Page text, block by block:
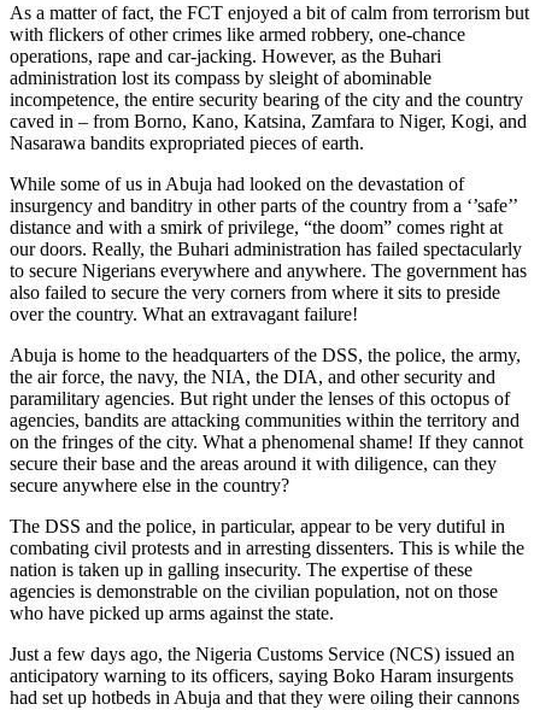
As a matter of fact, the FCT enjoyed a bit of calm from terrorism but
with flickers of other crimes like armed robbery, one-chance
operations, rape and car-jacking. However, as the Buhari
administration lost its compass by sleight of abominable
incompetence, the entire security bearing of the city and the country
caved in – from Borno, Kano, Katsina, Zamfara to Niger, Kogi, and
Nasarawa bandits expropriated pieces of earth.
While some of us in Abuja had looked on the devastation of
insurgency and banditry in other parts of the country from a ‘’safe’’
distance and with a smirk of privilege, “the doom” comes right at
our doors. Really, the Buhari administration has failed spectacularly
to secure Nigerians everywhere and anywhere. The government has
also failed to secure the very corners from where it sits to preside
over the country. What an extravagant failure!
Abuja is home to the headquarters of the DSS, the police, the army,
the air force, the navy, the NIA, the DIA, and other security and
paramilitary agencies. But right under the lenses of this octopus of
agencies, bandits are attacking communities within the territory and
on the fringes of the city. What a phenomenal shame! If they cannot
secure their base and the areas around it with diligence, can they
secure anywhere else in the country?
The DSS and the police, in particular, appear to be very dutiful in
combating civil protests and in arresting dissenters. This is while the
nation is taken up in galling insecurity. The expertise of these
agencies is demonstrable on the civilian population, not on those
who have picked up arms against the state.
Just a few days ago, the Nigeria Customs Service (NCS) issued an
anticipatory warning to its officers, saying Boko Haram insurgents
had set up hotbeds in Abuja and that they were oiling their cannons